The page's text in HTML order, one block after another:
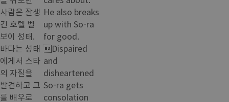
사람은 잘생
긴 호텔 벨
보이 성태.
바다는 성태
에게서 스타
의 자질을
발견하고 그
를 배우로
He also breaks
up with So-ra
for good.
Dispaired
and
disheartened
So-ra gets
consolation